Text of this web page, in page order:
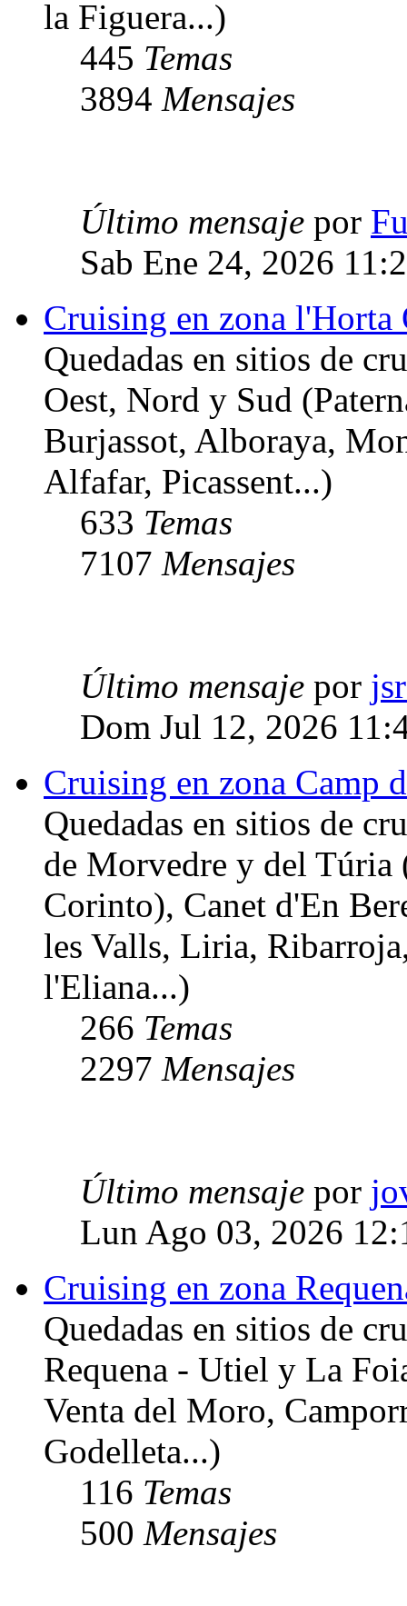
la Figuera...)
445 Temas
3894 Mensajes
Último mensaje por
Sab Ene 24, 2026
Cruising en zona
Quedadas en sitios de
Oest, Nord y Sud
Burjassot, Alboraya,
Alfafar, Picassent...)
633 Temas
7107 Mensajes
Último mensaje por
Dom Jul 12, 2026
Cruising en zona Camp
Quedadas en sitios de
de Morvedre y del Túria
Corinto), Canet d'En
les Valls, Liria,
l'Eliana...)
266 Temas
2297 Mensajes
Último mensaje por
Lun Ago 03, 2026
Cruising en zona
Quedadas en sitios de
Requena - Utiel y La
Venta del Moro,
Godelleta...)
116 Temas
500 Mensajes